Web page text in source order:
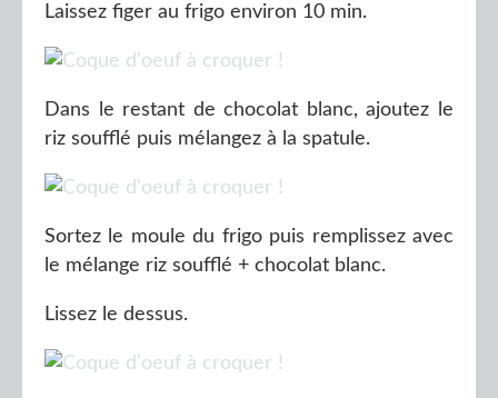
Laissez figer au frigo environ 10 min.
Dans le restant de chocolat blanc, ajoutez le
riz soufflé puis mélangez à la spatule.
Sortez le moule du frigo puis remplissez avec
le mélange riz soufflé + chocolat blanc.
Lissez le dessus.